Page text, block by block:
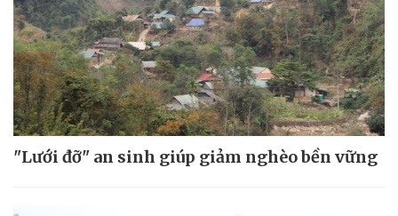
"Lưới đỡ" an sinh giúp giảm nghèo bền vững